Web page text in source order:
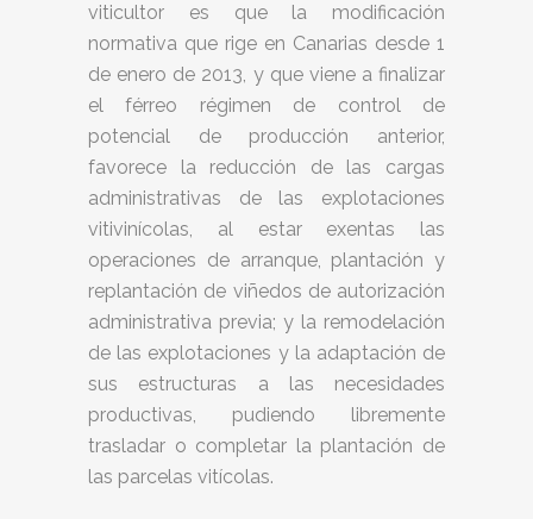
viticultor es que la modificación
normativa que rige en Canarias desde 1
de enero de 2013, y que viene a finalizar
el férreo régimen de control de
potencial de producción anterior,
favorece la reducción de las cargas
administrativas de las explotaciones
vitivinícolas, al estar exentas las
operaciones de arranque, plantación y
replantación de viñedos de autorización
administrativa previa; y la remodelación
de las explotaciones y la adaptación de
sus estructuras a las necesidades
productivas, pudiendo libremente
trasladar o completar la plantación de
las parcelas vitícolas.